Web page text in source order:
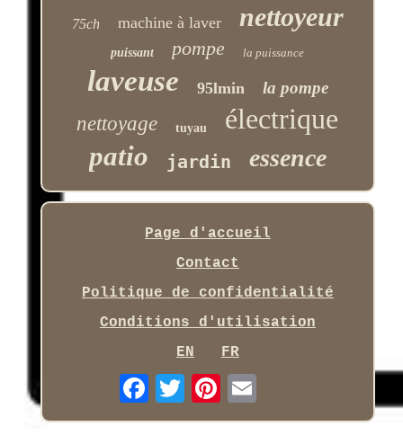
75ch machine à laver nettoyeur
puissant pompe la puissance
laveuse 95lmin la pompe
nettoyage tuyau électrique
patio jardin essence
Page d'accueil
Contact
Politique de confidentialité
Conditions d'utilisation
EN
FR